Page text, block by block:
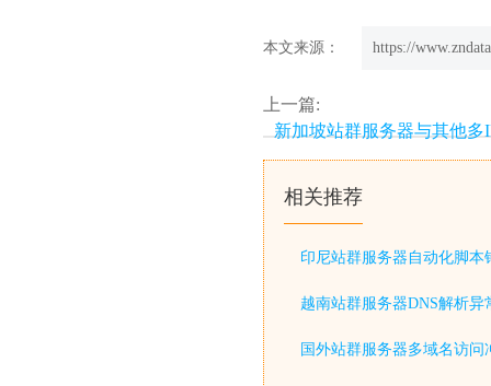
本文来源： https://
上一篇:
新加坡站群服务器与其他
相关推荐
印尼站群服务器自动化脚本
越南站群服务器DNS解析异
国外站群服务器多域名访问